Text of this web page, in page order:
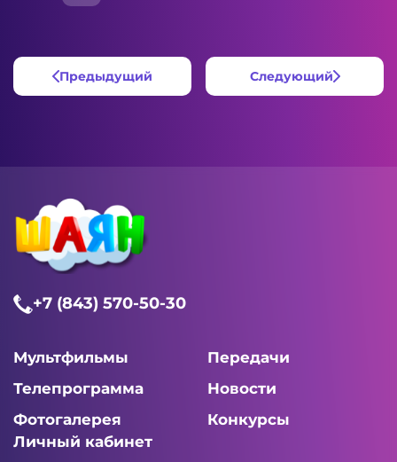
Предыдущий Следующий
+7 (843) 570-50-30
Мультфильмы
Передачи
Телепрограмма
Новости
Фотогалерея
Конкурсы
Личный кабинет